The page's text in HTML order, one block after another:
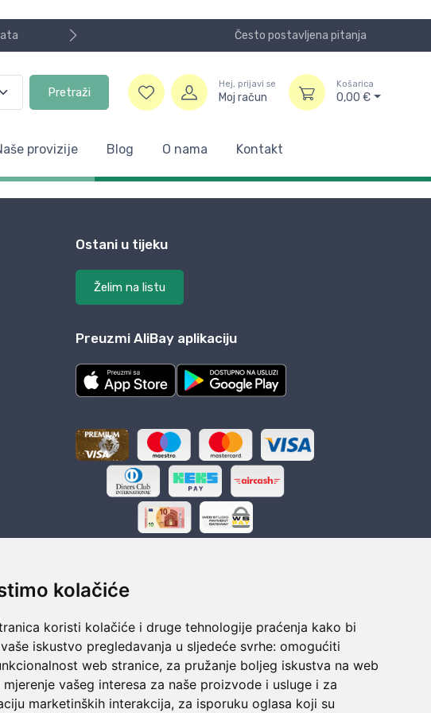
kolačiće
koristi kolačiće i druge tehnologije praćenja kako bi
iskustvo pregledavanja u sljedeće svrhe: omogućiti
web stranice, za pružanje boljeg iskustva na web
mjerenje vašeg interesa za naše proizvode i usluge i za
marketinških interakcija, za isporuku oglasa koji su
Često postavljena pitanja
Pretraži
Hej, prijavi se
Moj račun
Košarica
0,00 €
provizije Blog O nama Kontakt
Ostani u tijeku
Želim na listu
Preuzmi AliBay aplikaciju
podrška
uvijek na raspolaganju
Sigurno obročno plaćanje
Do 24 rata bez kamata